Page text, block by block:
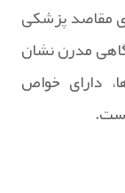
مقاصد پزشکی
مدرن نشان‌
دارای خواص